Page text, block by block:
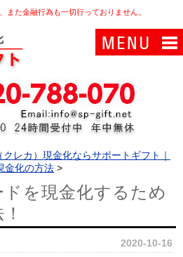
また金融行為も一切行っておりません。
クレカ）現金化ならサポートギフト｜
金化の方法 >
を現金化するため
2020-10-16